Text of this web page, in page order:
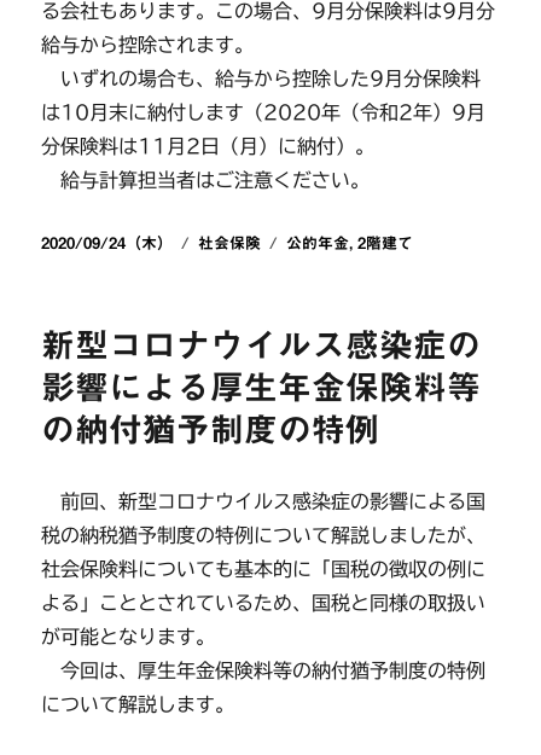
る会社もあります。この場合、9月分保険料は9月分
給与から控除されます。
いずれの場合も、給与から控除した9月分保険料
は10月末に納付します（2020年（令和2年）9月
分保険料は11月2日（月）に納付）。
給与計算担当者はご注意ください。
投
2020/09/24（木）
カ
ー
社会保険
タ
公的年金,2階建て
新型コロナウイルス感染症の
影響による厚生年金保険料等
の納付猶予制度の特例
前回、新型コロナウイルス感染症の影響による国
税の納税猶予制度の特例について解説しましたが、
社会保険料についても基本的に「国税の徴収の例に
よる」こととされているため、国税と同様の取扱い
が可能となります。
今回は、厚生年金保険料等の納付猶予制度の特例
について解説します。